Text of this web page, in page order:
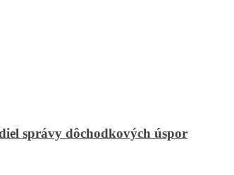
správy dôchodkových úspor